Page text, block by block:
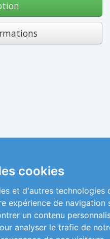
cookies
et d'autres technologies
expérience de navigation
un contenu
analyser le trafic de